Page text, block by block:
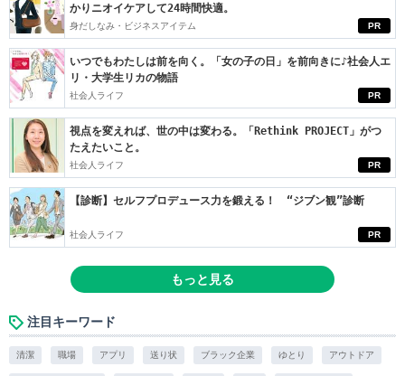
PR
かりニオイケアして24時間快適。
身だしなみ・ビジネスアイテム
PR
いつでもわたしは前を向く。「女の子の日」を前向きに♪社会人エ
リ・大学生リカの物語
社会人ライフ
PR
視点を変えれば、世の中は変わる。「Rethink PROJECT」がつ
たえたいこと。
社会人ライフ
PR
【診断】セルフプロデュース力を鍛える！ “ジブン観”診断
社会人ライフ
もっと見る
注目キーワード
清潔 職場 アプリ 送り状 ブラック企業 ゆとり アウトドア